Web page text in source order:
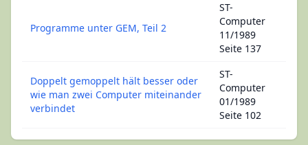
Programme unter GEM, Teil 2
ST-
Computer
11/1989
Seite 137
Doppelt gemoppelt hält besser oder
wie man zwei Computer miteinander
verbindet
ST-
Computer
01/1989
Seite 102